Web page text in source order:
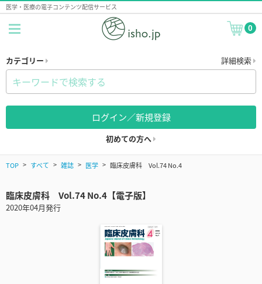
医学・医療の電子コンテンツ配信サービス
0
カテゴリー 詳細検索
ログイン／新規登録
初めての方へ
TOP すべて 雑誌 医学 臨床皮膚科 Vol.74 No.4
臨床皮膚科 Vol.74 No.4【電子版】
2020年04月発行